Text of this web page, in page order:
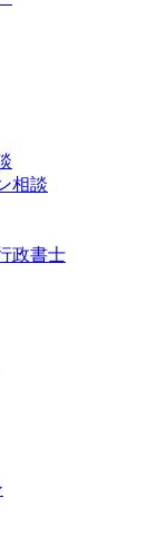
相談
政書士